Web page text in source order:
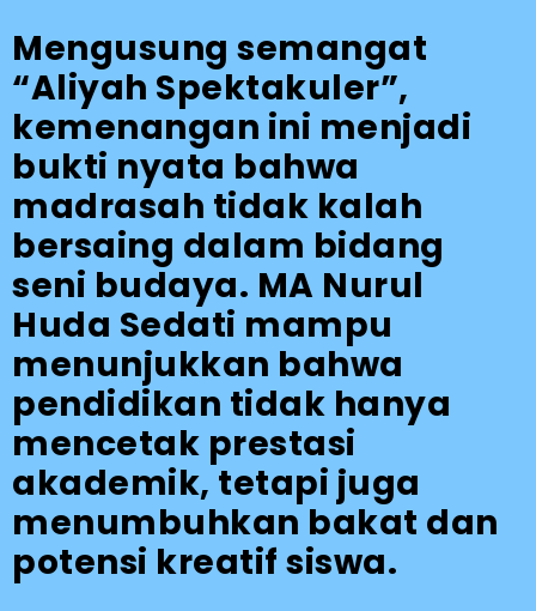
Mengusung semangat
“Aliyah Spektakuler”,
kemenangan ini menjadi
bukti nyata bahwa
madrasah tidak kalah
bersaing dalam bidang
seni budaya. MA Nurul
Huda Sedati mampu
menunjukkan bahwa
pendidikan tidak hanya
mencetak prestasi
akademik, tetapi juga
menumbuhkan bakat dan
potensi kreatif siswa.